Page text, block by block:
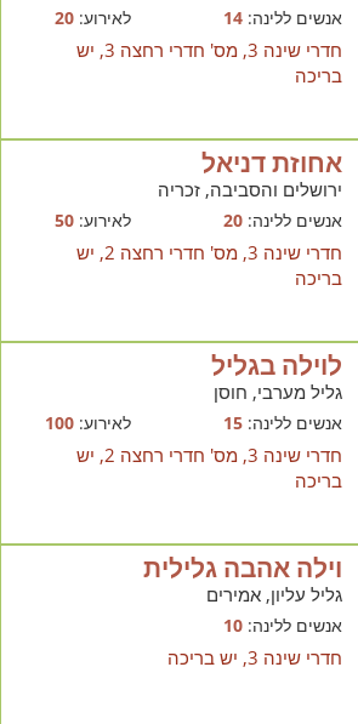
אנשים ללינה:14 לאירוע:20
חדרי שינה 3, מס' חדרי רחצה 3, יש
בריכה
אחוזת דניאל
ירושלים והסביבה, זכריה
אנשים ללינה:20 לאירוע:50
חדרי שינה 3, מס' חדרי רחצה 2, יש
בריכה
לוילה בגליל
גליל מערבי, חוסן
אנשים ללינה:15 לאירוע:100
חדרי שינה 3, מס' חדרי רחצה 2, יש
בריכה
וילה אהבה גלילית
גליל עליון, אמירים
אנשים ללינה:10
חדרי שינה 3, יש בריכה